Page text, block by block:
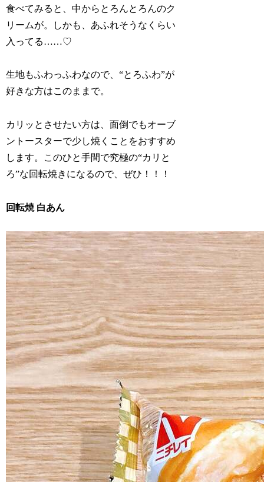
食べてみると、中からとろんとろんのク
リームが。しかも、あふれそうなくらい
入ってる……♡
生地もふわっふわなので、“とろふわ”が
好きな方はこのままで。
カリッとさせたい方は、面倒でもオーブ
ントースターで少し焼くことをおすすめ
します。このひと手間で究極の“カリと
ろ”な回転焼きになるので、ぜひ！！！
回転焼 白あん